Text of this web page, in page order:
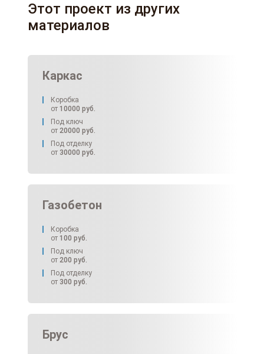
Этот проект из других
материалов
Каркас
Коробка
от 10000 руб.
Под ключ
от 20000 руб.
Под отделку
от 30000 руб.
Газобетон
Коробка
от 100 руб.
Под ключ
от 200 руб.
Под отделку
от 300 руб.
Брус